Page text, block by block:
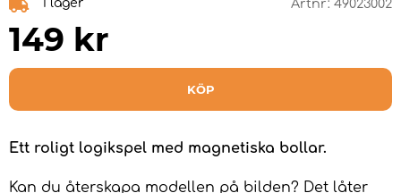
I lager Artnr: 49023002
149 kr
KÖP
Ett roligt logikspel med magnetiska bollar.
Kan du återskapa modellen på bilden? Det låter